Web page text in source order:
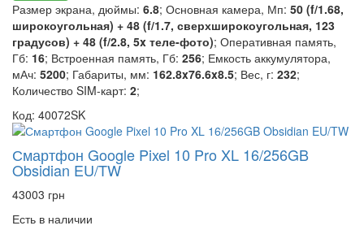
Размер экрана, дюймы: 6.8; Основная камера, Мп: 50 (f/1.68,
широкоугольная) + 48 (f/1.7, сверхширокоугольная, 123
градусов) + 48 (f/2.8, 5x теле-фото); Оперативная память,
Гб: 16; Встроенная память, Гб: 256; Емкость аккумулятора,
мАч: 5200; Габариты, мм: 162.8x76.6x8.5; Вес, г: 232;
Количество SIM-карт: 2;
Код: 40072SK
Смартфон Google Pixel 10 Pro XL 16/256GB
Obsidian EU/TW
43003 грн
Есть в наличии